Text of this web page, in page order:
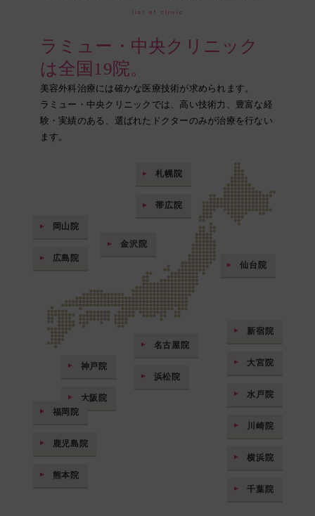
list of clinic
ラミュー・中央クリニック
は全国19院。
美容外科治療には確かな医療技術が求められます。
ラミュー・中央クリニックでは、高い技術力、豊富な経
験・実績のある、選ばれたドクターのみが治療を行ない
ます。
新宿院
大宮院
水戸院
川崎院
横浜院
千葉院
札幌院
帯広院
仙台院
名古屋院
浜松院
金沢院
神戸院
大阪院
岡山院
広島院
福岡院
鹿児島院
熊本院